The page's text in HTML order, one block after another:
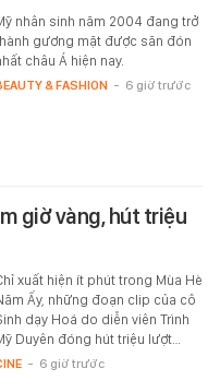
nhân sinh năm 2004 đang trở
gương mặt được săn đón
châu Á hiện nay.
& FASHION - 6 giờ trước
giờ vàng, hút triệu
xuất hiện ít phút trong Mùa Hè
Ấy, những đoạn clip của cô
dạy Hoá do diễn viên Trình
Duyên đóng hút triệu lượt…
- 6 giờ trước